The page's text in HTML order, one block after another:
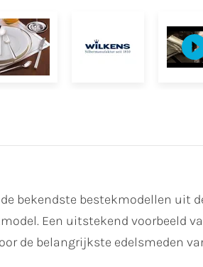
bekendste bestekmodellen uit
Een uitstekend voorbeeld
de belangrijkste edelsmeden